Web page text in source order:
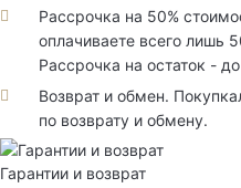
Рассрочка на 50%
оплачиваете всего лишь
Рассрочка на остаток -
Возврат и обмен.
по возврату и обмену.
Гарантии и возврат